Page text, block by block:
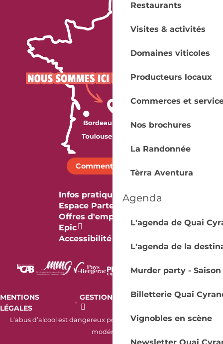
Restaurants
Visites & activités
Domaines viticoles
Producteurs locaux
Commerces et
Nos brochures
La Randonnée
Tèrra Aventura
Agenda
L'agenda de Quai
L'agenda de la
Murder party - Saison
Billetterie Quai
Vignobles en scène
Comment venir ?
Infos pratiques
Espace Partenaires
Offres d'emploi & stage
Epic
Accessibilité
MENTIONS
LÉGALES
-
GESTION DES COOKIES
AUDIT
L’abus d’alcool est dangereux pour la santé. À consommer avec
modération.